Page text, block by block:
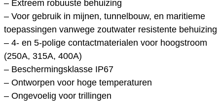
– Extreem robuuste behuizing
– Voor gebruik in mijnen, tunnelbouw, en maritieme
toepassingen vanwege zoutwater resistente behuizing
– 4- en 5-polige contactmaterialen voor hoogstroom
(250A, 315A, 400A)
– Beschermingsklasse IP67
– Ontworpen voor hoge temperaturen
– Ongevoelig voor trillingen